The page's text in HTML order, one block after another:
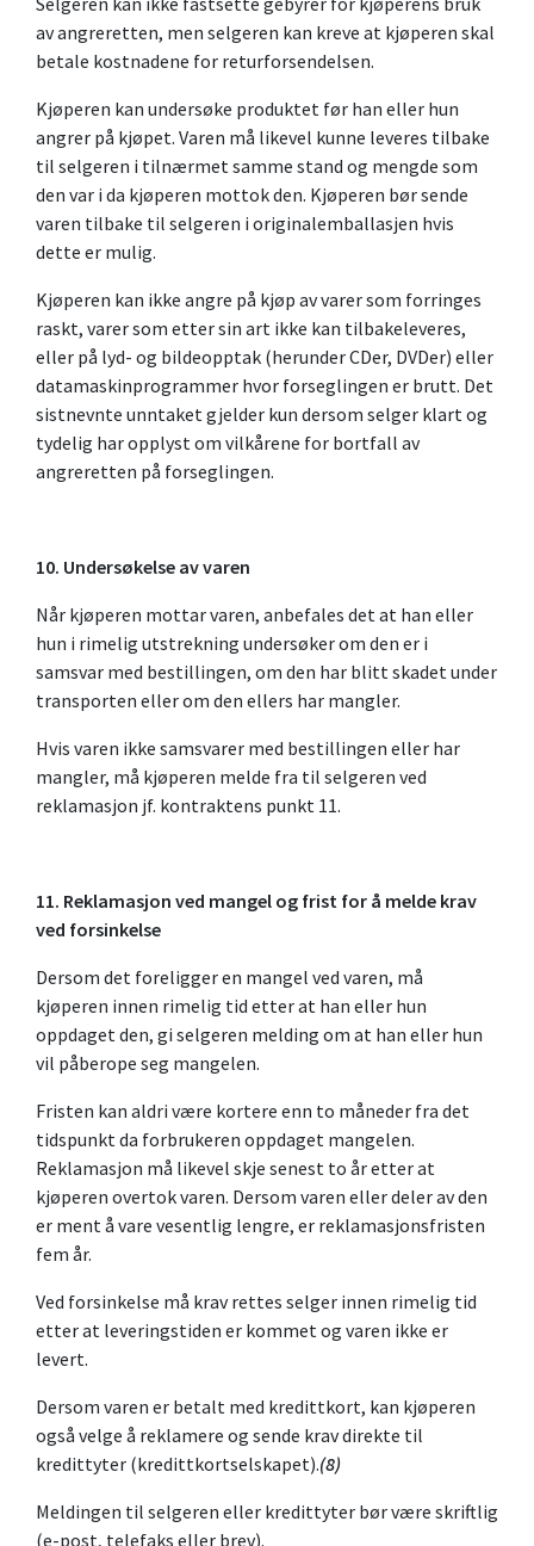
av angreretten, men selgeren kan kreve at kjøperen skal
betale kostnadene for returforsendelsen.
Kjøperen kan undersøke produktet før han eller hun
angrer på kjøpet. Varen må likevel kunne leveres tilbake
til selgeren i tilnærmet samme stand og mengde som
den var i da kjøperen mottok den. Kjøperen bør sende
varen tilbake til selgeren i originalemballasjen hvis
dette er mulig.
Kjøperen kan ikke angre på kjøp av varer som forringes
raskt, varer som etter sin art ikke kan tilbakeleveres,
eller på lyd- og bildeopptak (herunder CDer, DVDer) eller
datamaskinprogrammer hvor forseglingen er brutt. Det
sistnevnte unntaket gjelder kun dersom selger klart og
tydelig har opplyst om vilkårene for bortfall av
angreretten på forseglingen.
10. Undersøkelse av varen
Når kjøperen mottar varen, anbefales det at han eller
hun i rimelig utstrekning undersøker om den er i
samsvar med bestillingen, om den har blitt skadet under
transporten eller om den ellers har mangler.
Hvis varen ikke samsvarer med bestillingen eller har
mangler, må kjøperen melde fra til selgeren ved
reklamasjon jf. kontraktens punkt 11.
11. Reklamasjon ved mangel og frist for å melde krav
ved forsinkelse
Dersom det foreligger en mangel ved varen, må
kjøperen innen rimelig tid etter at han eller hun
oppdaget den, gi selgeren melding om at han eller hun
vil påberope seg mangelen.
Fristen kan aldri være kortere enn to måneder fra det
tidspunkt da forbrukeren oppdaget mangelen.
Reklamasjon må likevel skje senest to år etter at
kjøperen overtok varen. Dersom varen eller deler av den
er ment å vare vesentlig lengre, er reklamasjonsfristen
fem år.
Ved forsinkelse må krav rettes selger innen rimelig tid
etter at leveringstiden er kommet og varen ikke er
levert.
Dersom varen er betalt med kredittkort, kan kjøperen
også velge å reklamere og sende krav direkte til
kredittyter (kredittkortselskapet).(8)
Meldingen til selgeren eller kredittyter bør være skriftlig
(e-post, telefaks eller brev).